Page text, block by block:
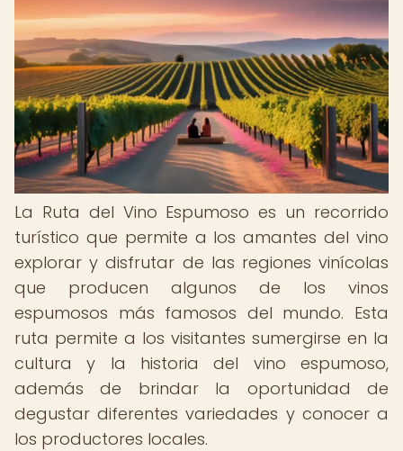
La Ruta del Vino Espumoso es un recorrido
turístico que permite a los amantes del vino
explorar y disfrutar de las regiones vinícolas
que producen algunos de los vinos
espumosos más famosos del mundo. Esta
ruta permite a los visitantes sumergirse en la
cultura y la historia del vino espumoso,
además de brindar la oportunidad de
degustar diferentes variedades y conocer a
los productores locales.